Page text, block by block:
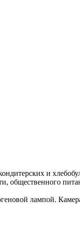
и
общественного
лампой.